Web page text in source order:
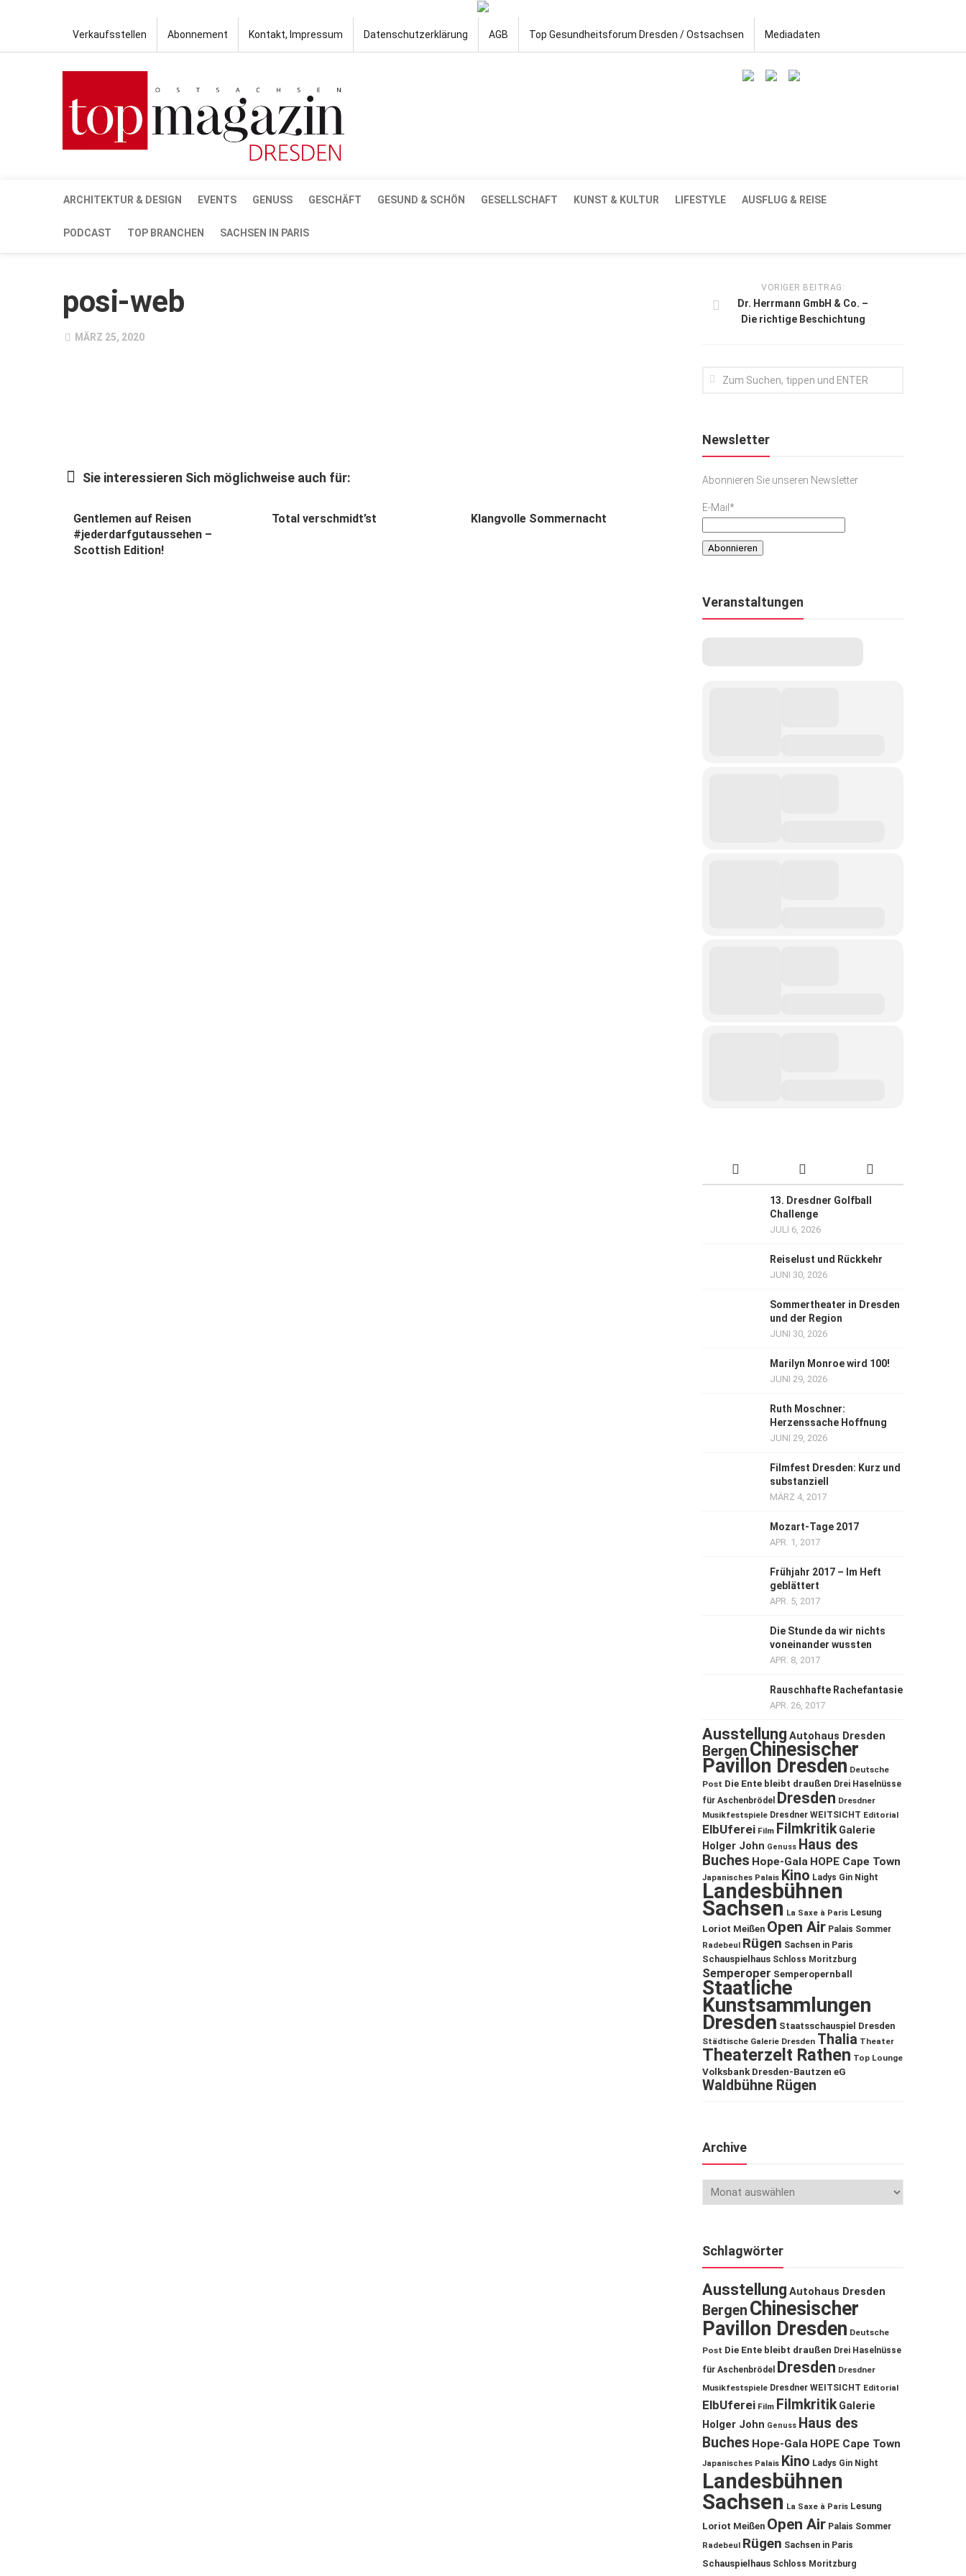
Verkaufsstellen Abonnement Kontakt, Impressum Datenschutzerklärung AGB Top Gesundheitsforum Dresden / Ostsachsen Mediadaten
ARCHITEKTUR & DESIGN EVENTS GENUSS GESCHÄFT GESUND & SCHÖN GESELLSCHAFT KUNST & KULTUR LIFESTYLE AUSFLUG & REISE
PODCAST TOP BRANCHEN SACHSEN IN PARIS
posi-web
MÄRZ 25, 2020
Sie interessieren Sich möglichweise auch für:
Gentlemen auf Reisen
#jederdarfgutaussehen –
Scottish Edition!
Total verschmidt’st Klangvolle Sommernacht
VORIGER BEITRAG:
Dr. Herrmann GmbH & Co. –
Die richtige Beschichtung
Newsletter
Abonnieren Sie unseren Newsletter
E-Mail*
Veranstaltungen
13. Dresdner Golfball
Challenge
JULI 6, 2026
Reiselust und Rückkehr
JUNI 30, 2026
Sommertheater in Dresden
und der Region
JUNI 30, 2026
Marilyn Monroe wird 100!
JUNI 29, 2026
Ruth Moschner:
Herzenssache Hoffnung
JUNI 29, 2026
Filmfest Dresden: Kurz und
substanziell
MÄRZ 4, 2017
Mozart-Tage 2017
APR. 1, 2017
Frühjahr 2017 – Im Heft
geblättert
APR. 5, 2017
Die Stunde da wir nichts
voneinander wussten
APR. 8, 2017
Rauschhafte Rachefantasie
APR. 26, 2017
Ausstellung Autohaus Dresden
Bergen Chinesischer
Pavillon Dresden Deutsche
Post Die Ente bleibt draußen Drei Haselnüsse
für Aschenbrödel
Dresden Dresdner
Musikfestspiele Dresdner WEITSICHT Editorial
ElbUferei Film Filmkritik Galerie
Holger John Genuss Haus des
Buches Hope-Gala HOPE Cape Town
Japanisches Palais Kino Ladys Gin Night
Landesbühnen
Sachsen La Saxe à Paris Lesung
Loriot Meißen Open Air Palais Sommer
Radebeul Rügen Sachsen in Paris
Schauspielhaus Schloss Moritzburg
Semperoper Semperopernball
Staatliche
Kunstsammlungen
Dresden Staatsschauspiel Dresden
Städtische Galerie Dresden Thalia Theater
Theaterzelt Rathen Top Lounge
Volksbank Dresden-Bautzen eG
Waldbühne Rügen
Archive
Schlagwörter
Ausstellung Autohaus Dresden
Bergen Chinesischer
Pavillon Dresden Deutsche
Post Die Ente bleibt draußen Drei Haselnüsse
für Aschenbrödel
Dresden Dresdner
Musikfestspiele Dresdner WEITSICHT Editorial
ElbUferei Film Filmkritik Galerie
Holger John Genuss Haus des
Buches Hope-Gala HOPE Cape Town
Japanisches Palais Kino Ladys Gin Night
Landesbühnen
Sachsen La Saxe à Paris Lesung
Loriot Meißen Open Air Palais Sommer
Radebeul Rügen Sachsen in Paris
Schauspielhaus Schloss Moritzburg